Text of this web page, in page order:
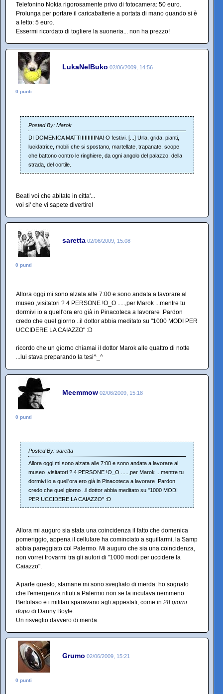
Telefonino Nokia rigorosamente privo di fotocamera: 50 euro.
Prolunga per portare il caricabatterie a portata di mano quando si è
a letto: 5 euro.
Essermi ricordato di togliere la suoneria... non ha prezzo!
LukaNelBuko 02/06/2009, 14:56
0 punti
Posted By: Marok
DI DOMENICA MATTIIIIIIIIIINA! O festivi. [...] Urla, grida, pianti,
lucidatrice, mobili che si spostano, martellate, trapanate, scope
che battono contro le ringhiere, da ogni angolo del palazzo, della
strada, del cortile.
Beati voi che abitate in citta'...
voi si' che vi sapete divertire!
saretta 02/06/2009, 15:08
0 punti
Allora oggi mi sono alzata alle 7:00 e sono andata a lavorare al
museo ,visitatori ? 4 PERSONE !O_O .....,per Marok ...mentre tu
dormivi io a quell'ora ero già in Pinacoteca a lavorare .Pardon
credo che quel giorno ..il dottor abbia meditato su "1000 MODI PER
UCCIDERE LA CAIAZZO" :D
ricordo che un giorno chiamai il dottor Marok alle quattro di notte
...lui stava preparando la tesi^_^
Meemmow 02/06/2009, 15:18
0 punti
Posted By: saretta
Allora oggi mi sono alzata alle 7:00 e sono andata a lavorare al
museo ,visitatori ? 4 PERSONE !O_O .....,per Marok ...mentre tu
dormivi io a quell'ora ero già in Pinacoteca a lavorare .Pardon
credo che quel giorno ..il dottor abbia meditato su "1000 MODI
PER UCCIDERE LA CAIAZZO" :D
Allora mi auguro sia stata una coincidenza il fatto che domenica
pomeriggio, appena il cellulare ha cominciato a squillarmi, la Samp
abbia pareggiato col Palermo. Mi auguro che sia una coincidenza,
non vorrei trovarmi tra gli autori di "1000 modi per uccidere la
Caiazzo".
A parte questo, stamane mi sono svegliato di merda: ho sognato
che l'emergenza rifiuti a Palermo non se la inculava nemmeno
Bertolaso e i militari sparavano agli appestati, come in 28 giorni
dopo di Danny Boyle.
Un risveglio davvero di merda.
Grumo 02/06/2009, 15:21
0 punti